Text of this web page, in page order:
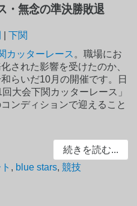
・無念の準決勝敗退
|下関
カッターレース 。職場にお
された影響を受けたのか、
らいだ10月の開催です。日
大会下関カッターレース」
ンディションで迎えること
続きを読む...
, blue stars,競技